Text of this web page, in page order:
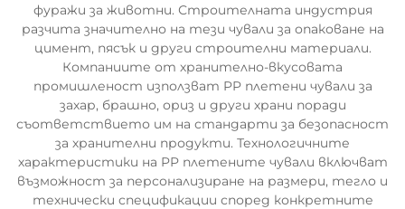
фуражи за животни. Строителната индустрия
разчита значително на тези чували за опаковане на
цимент, пясък и други строителни материали.
Компаниите от хранително-вкусовата
промишленост използват PP плетени чували за
захар, брашно, ориз и други храни поради
съответствието им на стандарти за безопасност
за хранителни продукти. Технологичните
характеристики на PP плетените чували включват
възможност за персонализиране на размери, тегло и
технически спецификации според конкретните